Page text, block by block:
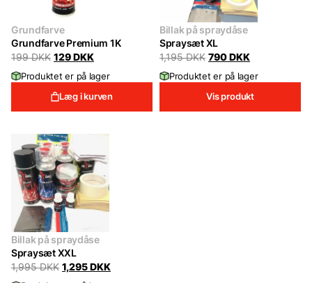
Grundfarve
Grundfarve Premium 1K
199DKK Original
was:
129DKKCurrent
is:
Produktet er på lager
Læg i kurven
Billak på spraydåse
Spraysæt XL
1,195DKK Original
was:
790DKKCurrent
is:
Produktet er på lager
Vis produkt
Billak på spraydåse
Spraysæt XXL
1,995DKK Original
1,295DKKCurrent